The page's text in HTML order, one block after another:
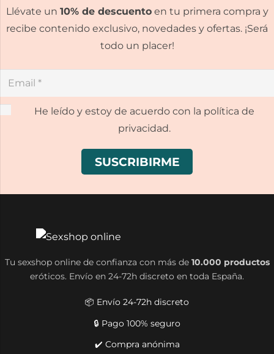
Llévate un 10% de descuentoen tu primera compra y
recibe contenido exclusivo, novedades y ofertas. ¡Será
todo un placer!
He leído y estoy de acuerdo con la política de
privacidad.
Tu sexshop online de confianza con más de 10.000 productos
eróticos. Envío en 24-72h discreto en toda España.
📦 Envío 24-72h discreto
🔒 Pago 100% seguro
✔️ Compra anónima